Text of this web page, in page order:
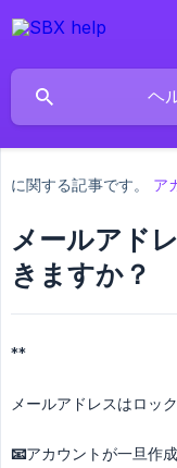
に関する記事です。 ア
メールアド
きますか？
**
メールアドレスはロッ
📧アカウントが一旦作